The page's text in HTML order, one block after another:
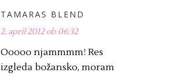
TAMARAS BLEND
2. april 2012 ob 06:32
Ooooo njammmm! Res
izgleda božansko, moram